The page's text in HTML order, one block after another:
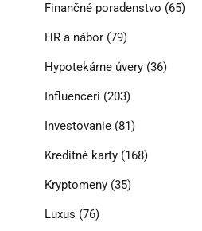
Finančné poradenstvo (65)
HR a nábor(79)
Hypotekárne úvery(36)
Influenceri (203)
Investovanie(81)
Kreditné karty(168)
Kryptomeny(35)
Luxus (76)